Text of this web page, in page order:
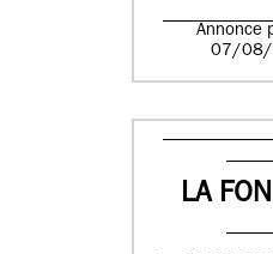
Annonce
07/08/
LA